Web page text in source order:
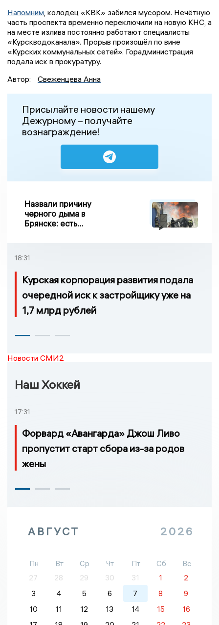
Напомним , колодец «КВК» забился мусором. Нечётную
часть проспекта временно переключили на новую КНС, а
на месте излива постоянно работают специалисты
«Курскводоканала». Прорыв произошёл по вине
«Курских коммунальных сетей». Горадминистрация
подала иск в прокуратуру.
Автор:
Свеженцева Анна
Присылайте новости нашему
Дежурному – получайте
вознаграждение!
Назвали причину
черного дыма в
Брянске: есть
18:31
Курская корпорация развития подала
очередной иск к застройщику уже на
1,7 млрд рублей
Новости СМИ2
Наш Хоккей
17:31
Форвард «Авангарда» Джош Ливо
пропустит старт сбора из-за родов
жены
АВГУСТ 2026
Пн Вт Ср Чт Пт Сб
Вс
27
28 29 30 31 1
2
3
4 5 6 7 8
9
10
11 12 13 14 15
16